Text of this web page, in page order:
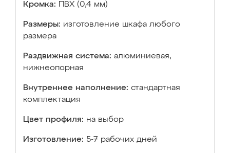
Кромка: ПВХ (0,4 мм)
Размеры: изготовление шкафа любого
размера
Раздвижная система: алюминиевая,
нижнеопорная
Внутреннее наполнение: стандартная
комплектация
Цвет профиля: на выбор
Изготовление: 5-7 рабочих дней